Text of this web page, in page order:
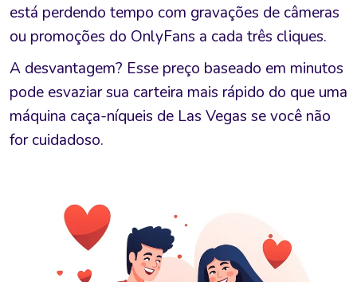
está perdendo tempo com gravações de câmeras
ou promoções do OnlyFans a cada três cliques.
A desvantagem? Esse preço baseado em minutos
pode esvaziar sua carteira mais rápido do que uma
máquina caça-níqueis de Las Vegas se você não
for cuidadoso.